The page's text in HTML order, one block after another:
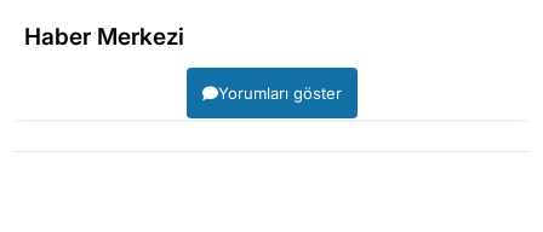
Haber Merkezi
Yorumları göster